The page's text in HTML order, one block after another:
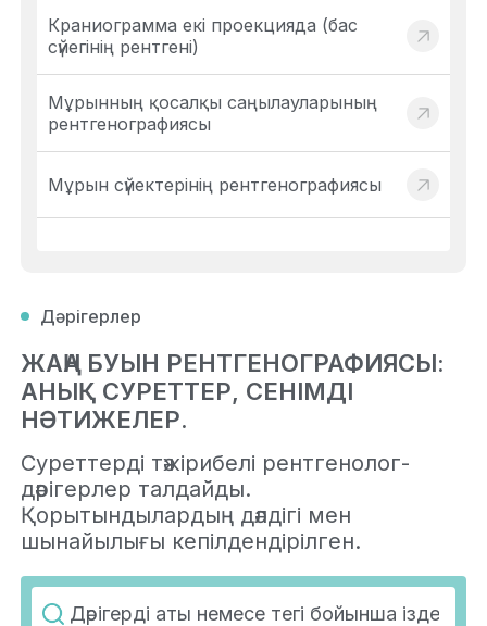
Краниограмма екі проекцияда (бас
сүйегінің рентгені)
Мұрынның қосалқы саңылауларының
рентгенографиясы
Мұрын сүйектерінің рентгенографиясы
Дәрігерлер
ЖАҢА БУЫН РЕНТГЕНОГРАФИЯСЫ:
АНЫҚ СУРЕТТЕР, СЕНІМДІ
НӘТИЖЕЛЕР.
Суреттерді тәжірибелі рентгенолог-
дәрігерлер талдайды.
Қорытындылардың дәлдігі мен
шынайылығы кепілдендірілген.